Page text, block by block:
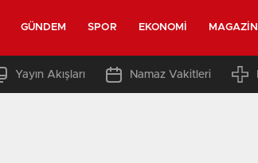
GÜNDEM SPOR EKONOMI MAGAZIN
Yayın Akışları Namaz Vakitleri